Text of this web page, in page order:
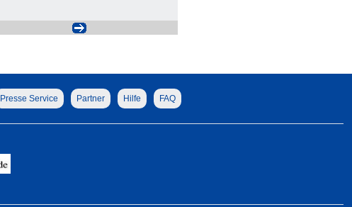
Presse Service Partner Hilfe FAQ